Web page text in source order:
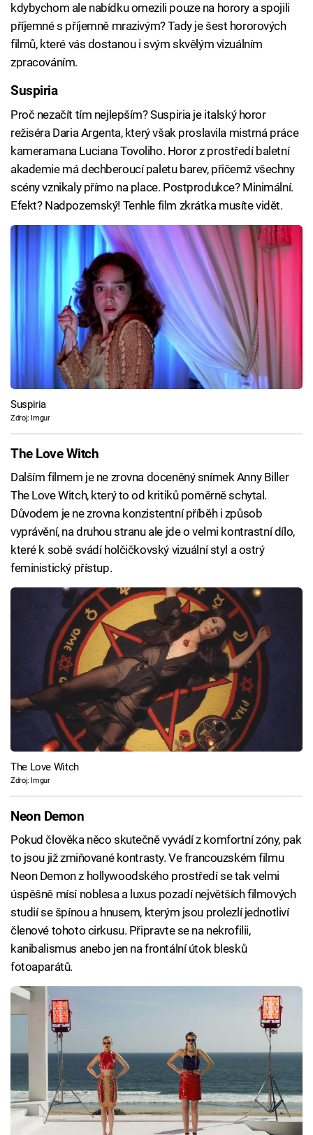
kdybychom ale nabídku omezili pouze na horory a spojili
příjemné s příjemně mrazivým? Tady je šest hororových
filmů, které vás dostanou i svým skvělým vizuálním
zpracováním.
Suspiria
Proč nezačít tím nejlepším? Suspiria je italský horor
režiséra Daria Argenta, který však proslavila mistrná práce
kameramana Luciana Tovoliho. Horor z prostředí baletní
akademie má dechberoucí paletu barev, přičemž všechny
scény vznikaly přímo na place. Postprodukce? Minimální.
Efekt? Nadpozemský! Tenhle film zkrátka musíte vidět.
Suspiria
Zdroj: Imgur
The Love Witch
Dalším filmem je ne zrovna doceněný snímek Anny Biller
The Love Witch, který to od kritiků poměrně schytal.
Důvodem je ne zrovna konzistentní příběh i způsob
vyprávění, na druhou stranu ale jde o velmi kontrastní dílo,
které k sobě svádí holčičkovský vizuální styl a ostrý
feministický přístup.
The Love Witch
Zdroj: Imgur
Neon Demon
Pokud člověka něco skutečně vyvádí z komfortní zóny, pak
to jsou již zmiňované kontrasty. Ve francouzském filmu
Neon Demon z hollywoodského prostředí se tak velmi
úspěšně mísí noblesa a luxus pozadí největších filmových
studií se špínou a hnusem, kterým jsou prolezlí jednotliví
členové tohoto cirkusu. Připravte se na nekrofilii,
kanibalismus anebo jen na frontální útok blesků
fotoaparátů.